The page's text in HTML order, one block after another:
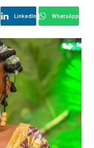
LinkedIn WhatsApp